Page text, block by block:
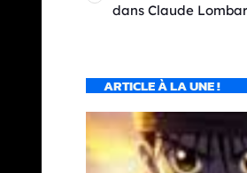
dans Claude
ARTICLE À LA UNE !